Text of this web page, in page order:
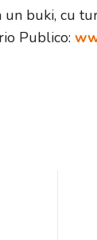
buki, cu
Publico: